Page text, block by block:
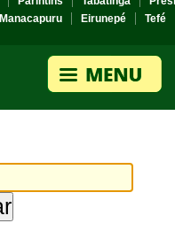
Manacapuru Eirunepé
Tefé